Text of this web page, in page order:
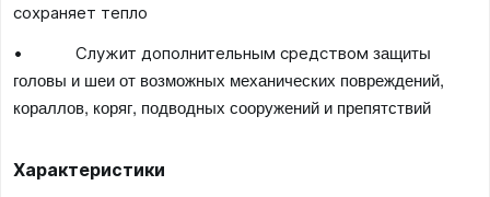
сохраняет тепло
• Служит дополнительным средством защиты
головы и шеи от возможных механических повреждений,
кораллов, коряг, подводных сооружений и препятствий
Характеристики